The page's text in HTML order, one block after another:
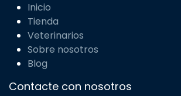
Inicio
Tienda
Veterinarios
Sobre nosotros
Blog
Contacte con nosotros